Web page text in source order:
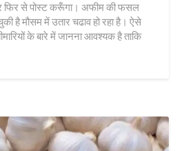
फिर से पोस्ट करूँगा। अफीम की फसल
है मौसम में उतार चढाव हो रहा है। ऐसे
के बारे में जानना आवश्यक है ताकि